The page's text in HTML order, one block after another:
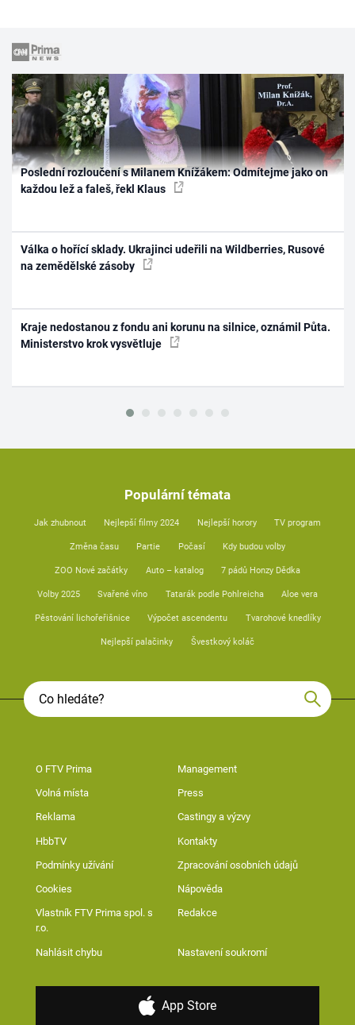
Poslední rozloučení s Milanem Knížákem: Odmítejme jako on
každou lež a faleš, řekl Klaus
Válka o hořící sklady. Ukrajinci udeřili na Wildberries, Rusové
na zemědělské zásoby
Kraje nedostanou z fondu ani korunu na silnice, oznámil Půta.
Ministerstvo krok vysvětluje
Populární témata
Jak zhubnout Nejlepší filmy 2024 Nejlepší horory TV program
Změna času Partie Počasí Kdy budou volby
ZOO Nové začátky Auto – katalog 7 pádů Honzy Dědka
Volby 2025 Svařené víno Tatarák podle Pohlreicha Aloe vera
Pěstování lichořeřišnice Výpočet ascendentu Tvarohové knedlíky
Nejlepší palačinky Švestkový koláč
O FTV Prima Management
Volná místa Press
Reklama Castingy a výzvy
HbbTV Kontakty
Podmínky užívání Zpracování osobních údajů
Cookies Nápověda
Vlastník FTV Prima spol. s
r.o.
Redakce
Nahlásit chybu Nastavení soukromí
App Store